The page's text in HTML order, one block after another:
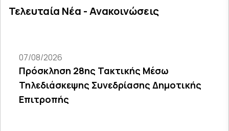
Τελευταία Νέα - Ανακοινώσεις
07/08/2026
Πρόσκληση 28ης Τακτικής Μέσω
Τηλεδιάσκεψης Συνεδρίασης Δημοτικής
Επιτροπής